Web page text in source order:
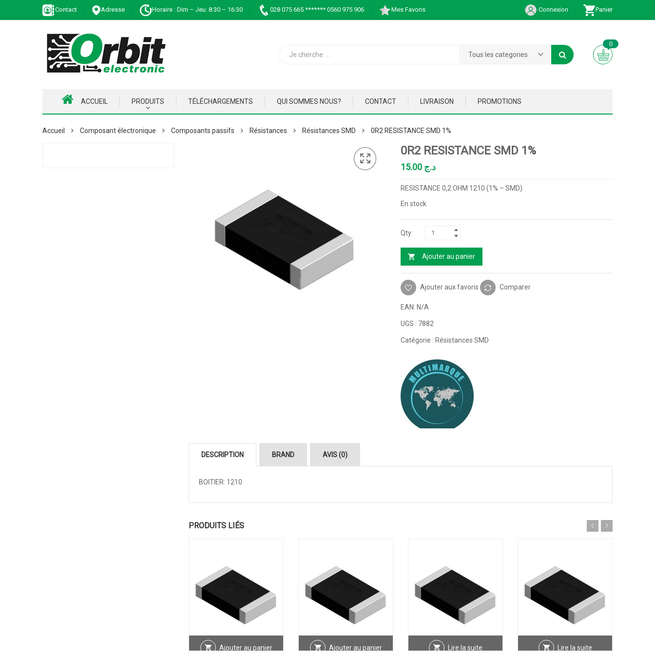
Contact Adresse Horaire : Dim – Jeu: 8:30 – 16:30 028 075 665 ******* 0560 975 906 Mes Favoris Connexion Panier
Tous les categories
0
ACCUEIL PRODUITS TÉLÉCHARGEMENTS QUI SOMMES NOUS? CONTACT LIVRAISON PROMOTIONS
Accueil Composant électronique Composants passifs Résistances Résistances SMD 0R2 RESISTANCE SMD 1%
0R2 RESISTANCE SMD 1%
د.ج
RESISTANCE 0,2 OHM 1210 (1% – SMD)
En stock
Ajouter au panier
Ajouter aux favoris Comparer
EAN: N/A
UGS : 7882
Catégorie : Résistances SMD
DESCRIPTION BRAND AVIS (0)
BOITIER: 1210
PRODUITS LIÉS
Ajouter au panier Ajouter au panier Lire la suite Lire la suite